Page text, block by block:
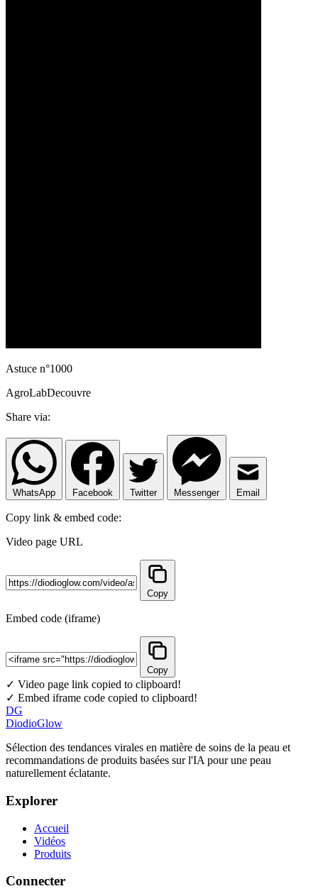
Astuce n°1000
AgroLabDecouvre
Share via:
WhatsApp Facebook Twitter Messenger Email
Copy link & embed code:
Video page URL
Copy
Embed code (iframe)
Copy
✓ Video page link copied to clipboard!
✓ Embed iframe code copied to clipboard!
DG
DiodioGlow
Sélection des tendances virales en matière de soins de la peau et
recommandations de produits basées sur l'IA pour une peau
naturellement éclatante.
Explorer
Accueil
Vidéos
Produits
Connecter